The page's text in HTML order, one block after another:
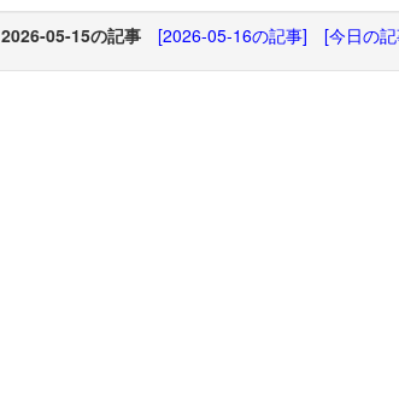
2026-05-15の記事 [2026-05-16の記事] [今日の